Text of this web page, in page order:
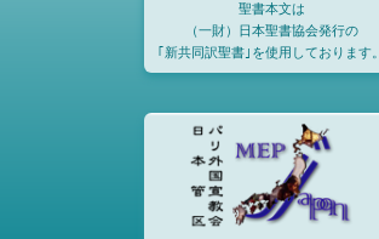
聖書本文は
（一財）日本聖書協会発行の
｢新共同訳聖書｣を使用しております。